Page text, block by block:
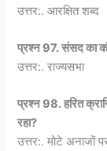
उत्तर:. आरक्षित शब्द
प्रश्न 97. संसद का
उत्तर:. राज्यसभा
प्रश्न 98. हरित
रहा?
उत्तर:. मोटे अनाजों